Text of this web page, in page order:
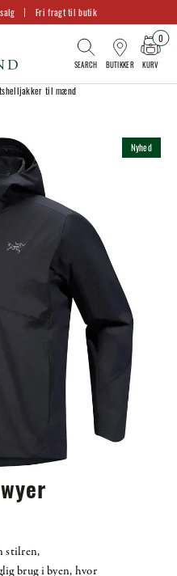
Fri fragt til butik
BUTIKKER KURV
0
til mænd
Nyhed
stilren,
brug i byen, hvor